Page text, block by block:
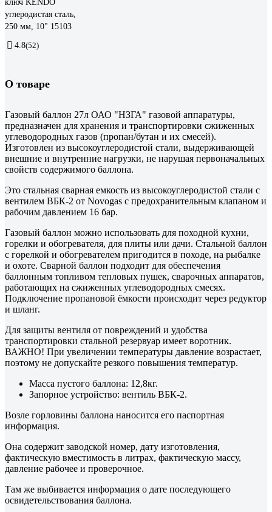
ключ KENDO
углеродистая сталь,
250 мм, 10" 15103
4.8(52)
О товаре
Газовый баллон 27л ОАО "НЗГА" газовой аппаратуры,
предназначен для хранения и транспортировки сжиженных
углеводородных газов (пропан/бутан и их смесей).
Изготовлен из высокоуглеродистой стали, выдерживающей
внешние и внутренние нагрузки, не нарушая первоначальных
свойств содержимого баллона.
Это стальная сварная емкость из высокоуглеродистой стали с
вентилем ВБК-2 от Novogas с предохранительным клапаном и
рабочим давлением 16 бар.
Газовый баллон можно использовать для походной кухни,
горелки и обогревателя, для плиты или дачи. Стальной баллон
с горелкой и обогревателем пригодится в походе, на рыбалке
и охоте. Сварной баллон подходит для обеспечения
баллонным топливом тепловых пушек, сварочных аппаратов,
работающих на сжиженных углеводородных смесях.
Подключение пропановой ёмкости происходит через редуктор
и шланг.
Для защиты вентиля от повреждений и удобства
транспортировки стальной резервуар имеет воротник.
ВАЖНО! При увеличении температуры давление возрастает,
поэтому не допускайте резкого повышения температур.
Масса пустого баллона: 12,8кг.
Запорное устройство: вентиль ВБК-2.
Возле горловины баллона наносится его паспортная
информация.
Она содержит заводской номер, дату изготовления,
фактическую вместимость в литрах, фактическую массу,
давление рабочее и проверочное.
Там же выбивается информация о дате последующего
освидетельствования баллона.